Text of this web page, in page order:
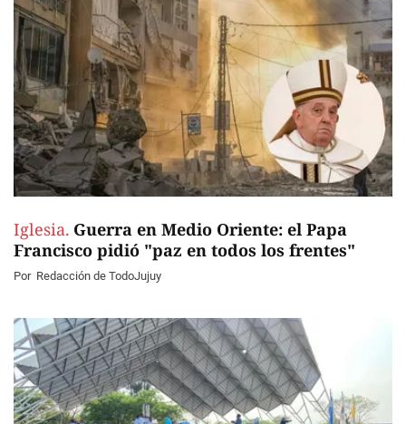
Iglesia. Guerra en Medio Oriente: el Papa
Francisco pidió "paz en todos los frentes"
Por Redacción de TodoJujuy